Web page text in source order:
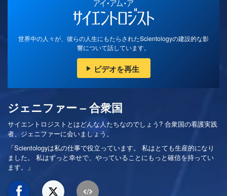
世界中の人々が、彼らの人生にもたらされたScientologyの建設的な影
響について話しています。
ビデオを再生
ジェニファー – 合衆国
サイエントロジストとはどんな人たちなのでしょう? 合衆国の看護実践
者、ジェニファーに会いましょう。
「Scientologyは私の仕事で役立っています。 私はとても生産的になり
ました。 私はずっと幸せで、やっていることにもっと確信を持ってい
ます。」